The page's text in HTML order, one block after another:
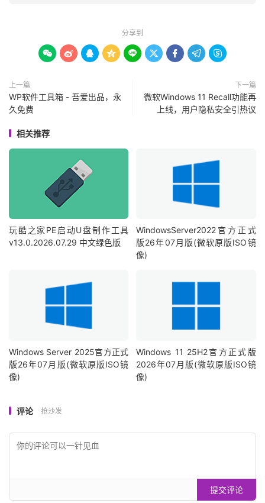
分享到
        
上一篇
WP软件工具箱 - 吾爱出品，永
久免费
下一篇
微软Windows 11 Recall功能再
上线，用户隐私安全引热议
相关推荐
玩酷之家PE启动U盘制作工具
v13.0.2026.07.29 中文绿色版
WindowsServer2022官方正式
版26年07月版(微软原版ISO镜
像)
Windows Server 2025官方正式
版26年07月版(微软原版ISO镜
像)
Windows 11 25H2官方正式版
2026年07月版(微软原版ISO镜
像)
评论 抢沙发
提交评论